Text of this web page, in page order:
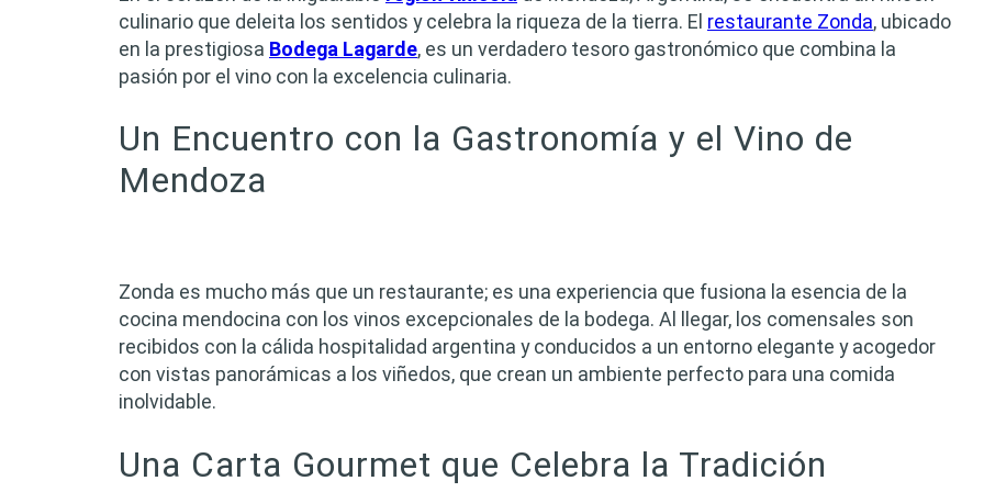
culinario que deleita los sentidos y celebra la riqueza de la tierra. El restaurante Zonda, ubicado
en la prestigiosa Bodega Lagarde, es un verdadero tesoro gastronómico que combina la
pasión por el vino con la excelencia culinaria.
Un Encuentro con la Gastronomía y el Vino de
Mendoza
Zonda es mucho más que un restaurante; es una experiencia que fusiona la esencia de la
cocina mendocina con los vinos excepcionales de la bodega. Al llegar, los comensales son
recibidos con la cálida hospitalidad argentina y conducidos a un entorno elegante y acogedor
con vistas panorámicas a los viñedos, que crean un ambiente perfecto para una comida
inolvidable.
Una Carta Gourmet que Celebra la Tradición